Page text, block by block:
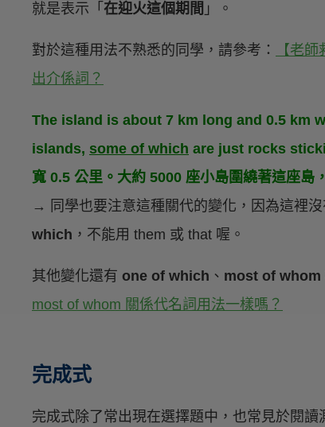
就是表示「 在迎火這個期間 」。
對於這種用法不熟悉的同學，請參考：
【老
出介係詞？
The island is about 7 km long and 0.5 km
islands, some of which are just rocks
寬 0.5 公里。大約 5000 座小島圍繞著這座島
→ 同學也要注意這種關代的變化，因為這裡
which ，不能用 them 或 that 喔。
其他變化還有 one of which 、 most of whom
most of whom 關係代名詞用法一樣嗎？
完成式
完成式除了常出現在選擇題中，也常見於閱